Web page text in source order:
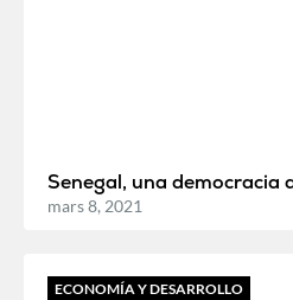
Senegal, una democracia
mars 8, 2021
ECONOMÍA Y DESARROLLO